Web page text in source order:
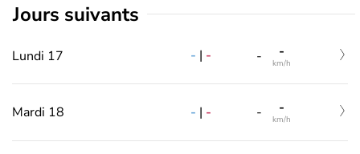
jours suivants
Lundi 17 - | - - -
km/h
Mardi 18 - | - - -
km/h